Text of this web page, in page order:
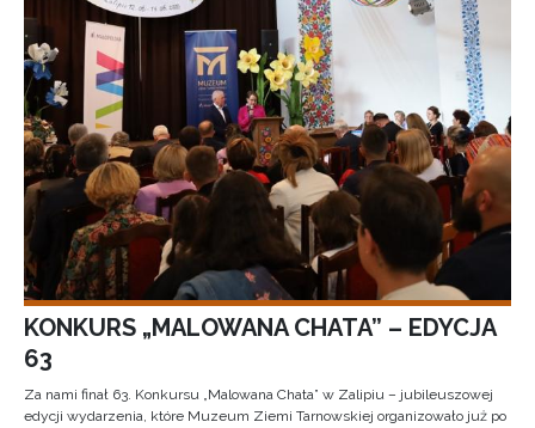
KONKURS „MALOWANA CHATA” – EDYCJA
63
Za nami finał 63. Konkursu „Malowana Chata” w Zalipiu – jubileuszowej
edycji wydarzenia, które Muzeum Ziemi Tarnowskiej organizowało już po